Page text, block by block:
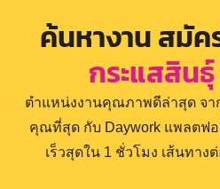
ค้นหางาน สมัค
กระแสสินธุ์
ตำแหน่งงานคุณภาพดีล่าสุด จ
คุณที่สุด กับ Daywork แพลตฟ
เร็วสุดใน 1 ชั่วโมง เส้นทา